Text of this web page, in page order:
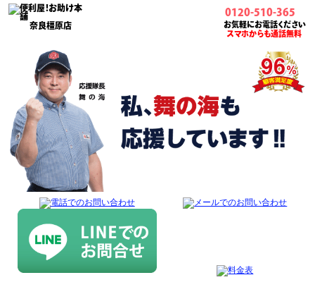
奈良橿原店
0120-510-365
お気軽にお電話ください
スマホからも通話無料